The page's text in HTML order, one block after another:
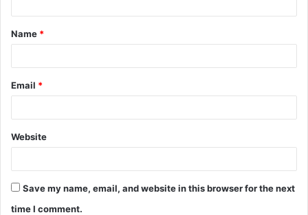
t
*
Name *
Email *
Website
Save my name, email, and website in this browser for the next
time I comment.